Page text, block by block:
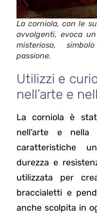
La corniola, con le
avvolgenti, evoca
misterioso,
passione.
Utilizzi e
nell’arte e
La corniola è
nell’arte e nella
caratteristiche
durezza e
utilizzata per
braccialetti e
anche scolpita in